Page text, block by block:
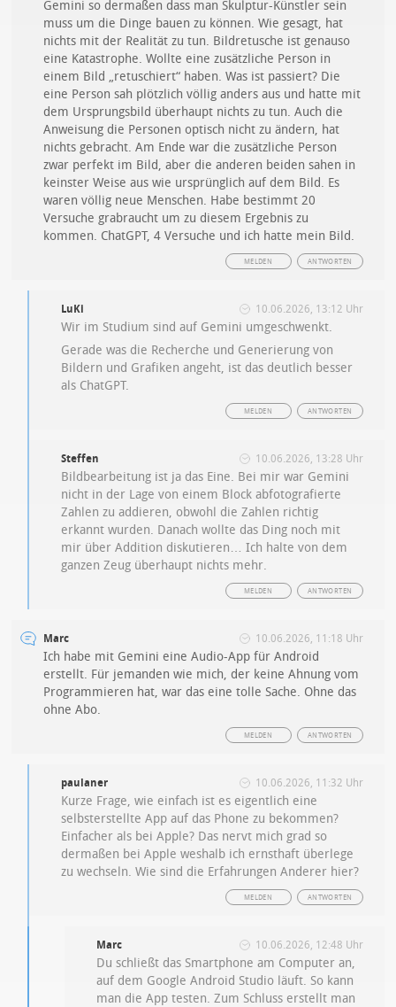
Gemini so dermaßen dass man Skulptur-Künstler sein
muss um die Dinge bauen zu können. Wie gesagt, hat
nichts mit der Realität zu tun. Bildretusche ist genauso
eine Katastrophe. Wollte eine zusätzliche Person in
einem Bild „retuschiert“ haben. Was ist passiert? Die
eine Person sah plötzlich völlig anders aus und hatte mit
dem Ursprungsbild überhaupt nichts zu tun. Auch die
Anweisung die Personen optisch nicht zu ändern, hat
nichts gebracht. Am Ende war die zusätzliche Person
zwar perfekt im Bild, aber die anderen beiden sahen in
keinster Weise aus wie ursprünglich auf dem Bild. Es
waren völlig neue Menschen. Habe bestimmt 20
Versuche grabraucht um zu diesem Ergebnis zu
kommen. ChatGPT, 4 Versuche und ich hatte mein Bild.
ANTWORTEN
MELDEN
LuKi 10.06.2026, 13:12 Uhr
Wir im Studium sind auf Gemini umgeschwenkt.
Gerade was die Recherche und Generierung von
Bildern und Grafiken angeht, ist das deutlich besser
als ChatGPT.
ANTWORTEN
MELDEN
Steffen 10.06.2026, 13:28 Uhr
Bildbearbeitung ist ja das Eine. Bei mir war Gemini
nicht in der Lage von einem Block abfotografierte
Zahlen zu addieren, obwohl die Zahlen richtig
erkannt wurden. Danach wollte das Ding noch mit
mir über Addition diskutieren… Ich halte von dem
ganzen Zeug überhaupt nichts mehr.
ANTWORTEN
MELDEN
Marc 10.06.2026, 11:18 Uhr
Ich habe mit Gemini eine Audio-App für Android
erstellt. Für jemanden wie mich, der keine Ahnung vom
Programmieren hat, war das eine tolle Sache. Ohne das
ohne Abo.
ANTWORTEN
MELDEN
paulaner 10.06.2026, 11:32 Uhr
Kurze Frage, wie einfach ist es eigentlich eine
selbsterstellte App auf das Phone zu bekommen?
Einfacher als bei Apple? Das nervt mich grad so
dermaßen bei Apple weshalb ich ernsthaft überlege
zu wechseln. Wie sind die Erfahrungen Anderer hier?
ANTWORTEN
MELDEN
Marc 10.06.2026, 12:48 Uhr
Du schließt das Smartphone am Computer an,
auf dem Google Android Studio läuft. So kann
man die App testen. Zum Schluss erstellt man